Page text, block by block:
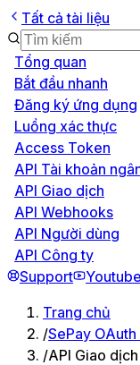
Tất cả tài liệu
Tổng quan
Bắt đầu nhanh
Đăng ký ứng dụng
Luồng xác thực
Access Token
API Tài khoản
API Giao dịch
API Webhooks
API Người dùng
API Công ty
Support
Youtube
Trang chủ
/SePay
/API Giao